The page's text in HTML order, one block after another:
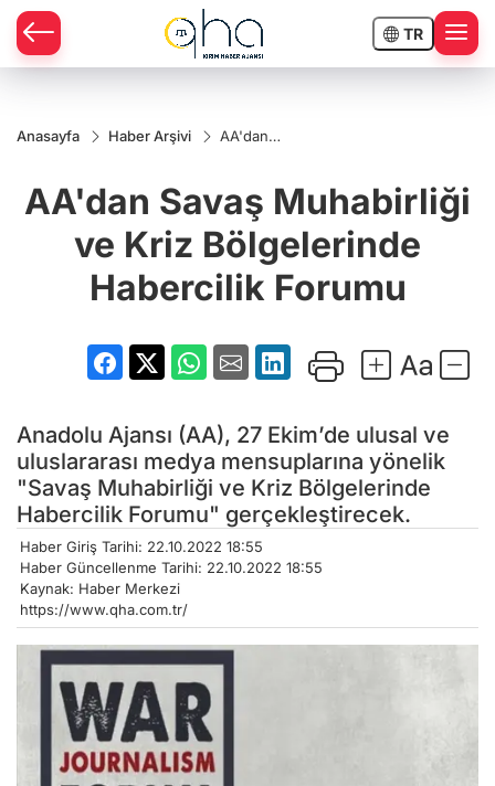
TR
Anasayfa Haber Arşivi
AA'dan
Bölgelerinde
Habercilik
Forumu
AA'dan Savaş Muhabirliği
ve Kriz Bölgelerinde
Habercilik Forumu
Anadolu Ajansı (AA), 27 Ekim’de ulusal ve
uluslararası medya mensuplarına yönelik
"Savaş Muhabirliği ve Kriz Bölgelerinde
Habercilik Forumu" gerçekleştirecek.
Haber Giriş Tarihi: 22.10.2022 18:55
Haber Güncellenme Tarihi: 22.10.2022 18:55
Kaynak: Haber Merkezi
https://www.qha.com.tr/